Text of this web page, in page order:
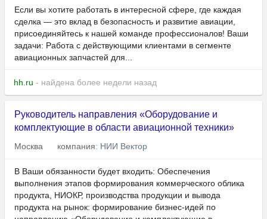
Если вы хотите работать в интересной сфере, где каждая
сделка — это вклад в безопасность и развитие авиации,
присоединяйтесь к нашей команде профессионалов! Ваши
задачи: Работа с действующими клиентами в сегменте
авиационных запчастей для...
hh.ru - найдена более недели назад
Руководитель направления «Оборудование и
комплектующие в области авиационной техники»
Москва компания: НИИ Вектор
В Ваши обязанности будет входить: Обеспечения
выполнения этапов формирования коммерческого облика
продукта, НИОКР, производства продукции и вывода
продукта на рынок: формирование бизнес‑идей по